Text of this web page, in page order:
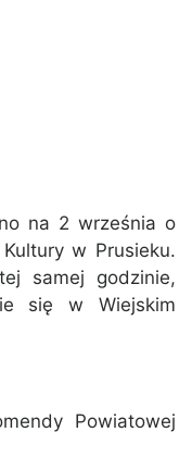
na 2 września o
w Prusieku.
samej godzinie,
się w Wiejskim
Powiatowej